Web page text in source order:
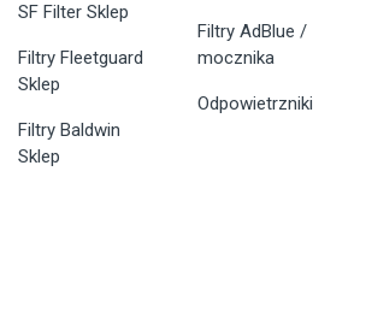
SF Filter Sklep
Filtry Fleetguard
Sklep
Filtry Baldwin
Sklep
Filtry AdBlue /
mocznika
Odpowietrzniki